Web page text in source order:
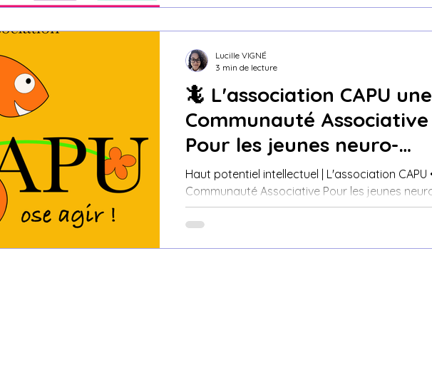
🦎 L'association CAPU une
Communauté Associative
Pour les jeunes neuro-
Uniques
Haut potentiel intellectuel | L'association CAPU •
Communauté Associative Pour les jeunes
Uniques
Lucille VIGNÉ
3 min de lecture